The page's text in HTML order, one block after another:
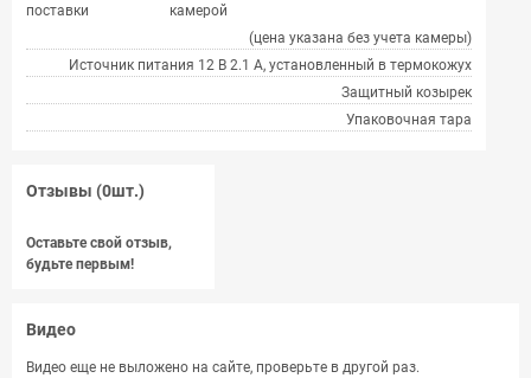
поставки
камерой
(цена указана без учета камеры)
Источник питания 12 В 2.1 А, установленный в термокожух
Защитный козырек
Упаковочная тара
Отзывы (0шт.)
Оставьте свой отзыв,
будьте первым!
Видео
Видео еще не выложено на сайте, проверьте в другой раз.